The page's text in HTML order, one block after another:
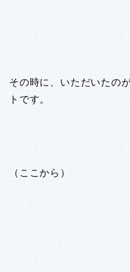
その時に、いただいたの
トです。
（ここから）